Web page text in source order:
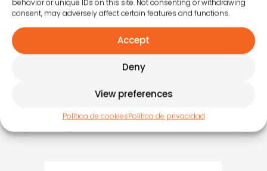
behavior or unique IDs on this site. Not consenting or withdrawing
consent, may adversely affect certain features and functions.
Accept
Deny
View preferences
Política de cookiesPolítica de privacidad
Nuestras novedades en
animación en
Fuerteventura
Sumamos actividades innovadoras y
saludables para mejorar la experiencia de